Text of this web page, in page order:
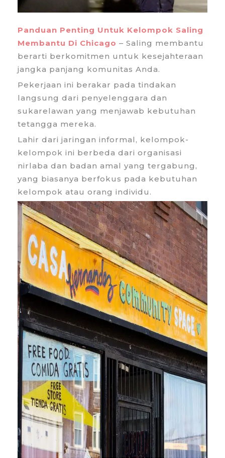
Panduan Penting Untuk Kelompok Saling
Membantu Di Chicago – Saling membantu
berarti berkomitmen untuk kesejahteraan
jangka panjang komunitas Anda.
Pekerjaan ini berakar pada tindakan
langsung dari penyelenggara dan
sukarelawan yang menjawab kebutuhan
tetangga mereka.
Lahir dari jaringan informal, kelompok-
kelompok ini berbeda dari organisasi
nirlaba dan badan amal yang tergabung,
yang biasanya berfokus pada kebutuhan
kelompok atau orang individu.